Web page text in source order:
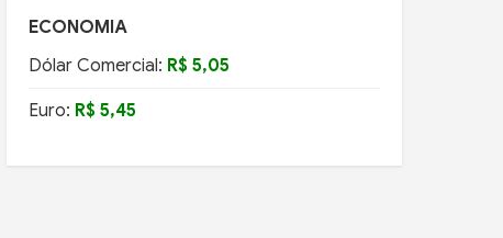
ECONOMIA
Dólar Comercial: R$ 5,05
Euro: R$ 5,45